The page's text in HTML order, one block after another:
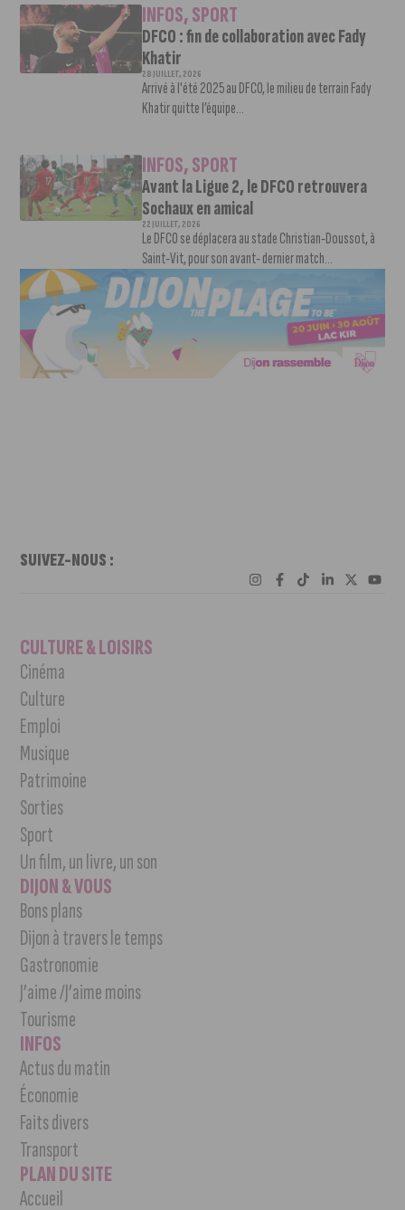
INFOS,SPORT
DFCO : fin de collaboration avec Fady
Khatir
28 JUILLET, 2026
Arrivé à l'été 2025 au DFCO, le milieu de terrain Fady
Khatir quitte l’équipe...
INFOS,SPORT
Avant la Ligue 2, le DFCO retrouvera
Sochaux en amical
22 JUILLET, 2026
Le DFCO se déplacera au stade Christian-Doussot, à
Saint-Vit, pour son avant- dernier match...
SUIVEZ-NOUS :
CULTURE & LOISIRS
Cinéma
Culture
Emploi
Musique
Patrimoine
Sorties
Sport
Un film, un livre, un son
DIJON & VOUS
Bons plans
Dijon à travers le temps
Gastronomie
J’aime /J’aime moins
Tourisme
INFOS
Actus du matin
Économie
Faits divers
Transport
PLAN DU SITE
Accueil